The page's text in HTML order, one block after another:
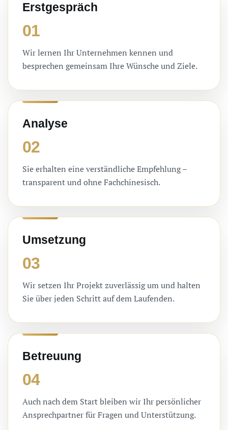
Erstgespräch
01
Wir lernen Ihr Unternehmen kennen und
besprechen gemeinsam Ihre Wünsche und Ziele.
Analyse
02
Sie erhalten eine verständliche Empfehlung –
transparent und ohne Fachchinesisch.
Umsetzung
03
Wir setzen Ihr Projekt zuverlässig um und halten
Sie über jeden Schritt auf dem Laufenden.
Betreuung
04
Auch nach dem Start bleiben wir Ihr persönlicher
Ansprechpartner für Fragen und Unterstützung.